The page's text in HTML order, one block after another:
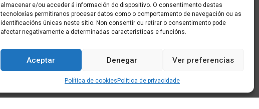
almacenar e/ou acceder á información do dispositivo. O consentimento destas
tecnoloxías permitiranos procesar datos como o comportamento de navegación ou as
identificacións únicas neste sitio. Non consentir ou retirar o consentimento pode
afectar negativamente a determinadas características e funcións.
Aceptar Denegar Ver preferencias
Política de cookies Política de privacidade